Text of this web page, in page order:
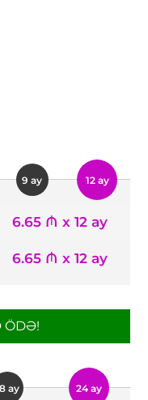
9 ay 12 ay
6.65 ₼ x 12 ay
6.65 ₼ x 12 ay
ÖDƏ!
ay 24 ay